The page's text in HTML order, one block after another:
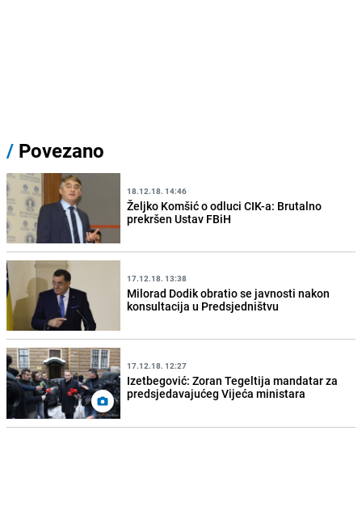
/ Povezano
18.12.18. 14:46
Željko Komšić o odluci CIK-a: Brutalno
prekršen Ustav FBiH
17.12.18. 13:38
Milorad Dodik obratio se javnosti nakon
konsultacija u Predsjedništvu
17.12.18. 12:27
Izetbegović: Zoran Tegeltija mandatar za
predsjedavajućeg Vijeća ministara